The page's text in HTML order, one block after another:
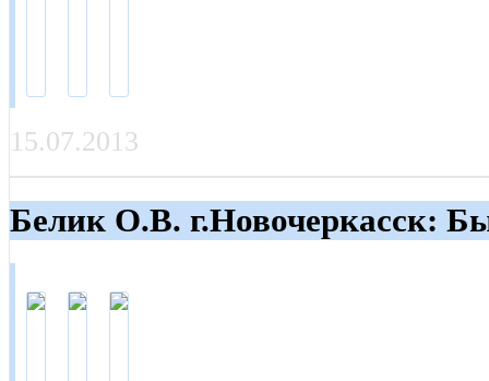
15.07.2013
Белик О.В. г.Новочеркасск: